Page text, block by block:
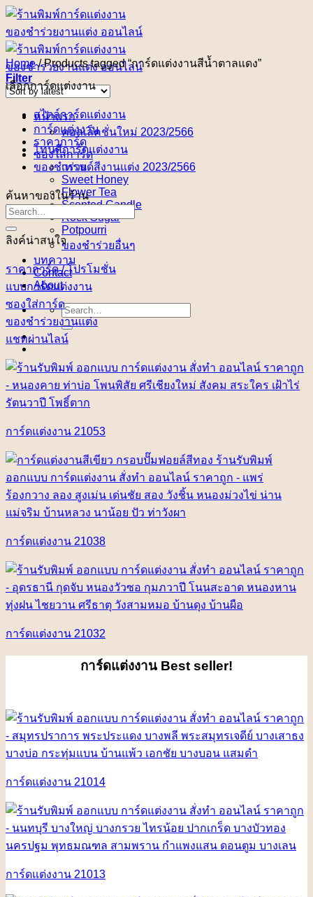
Skip
content
หน้าแรก
การ์ดแต่งงาน
ราคาการ์ด
ซองใส่การ์ด
ของชำร่วย
Sweet Honey
Flower Tea
Scented Candle
Rock Sugar
Potpourri
ของชำร่วยอื่นๆ
บทความ
Contact
About
Search
for:
Home /Products tagged “การ์ดแต่งงานสีน้ำตาลแดง”
Filter
เลือกการ์ดแต่งงาน
สไตล์การ์ดแต่งงาน
คอลเล็คชั่นใหม่ 2023/2566
โทนสีการ์ดแต่งงาน
เทรนด์สีงานแต่ง 2023/2566
ค้นหาของในร้าน
ลิงค์น่าสนใจ
ราคาการ์ด / โปรโมชั่น
แบบการ์ดแต่งงาน
ซองใส่การ์ด
ของชำร่วยงานแต่ง
แชทผ่านไลน์
การ์ดแต่งงาน 21053
การ์ดแต่งงาน 21038
การ์ดแต่งงาน 21032
การ์ดแต่งงาน Best seller!
การ์ดแต่งงาน 21014
การ์ดแต่งงาน 21013